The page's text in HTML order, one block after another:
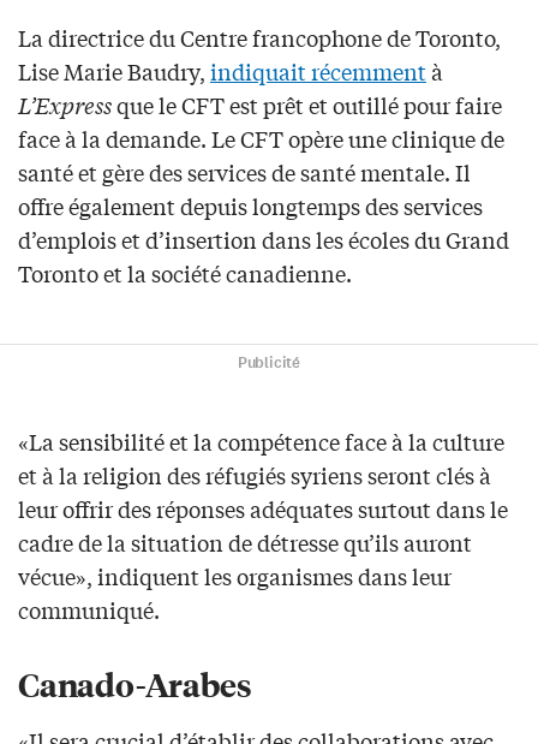
La directrice du Centre francophone de Toronto,
Lise Marie Baudry,indiquait récemmentà
L’Expressque le CFT est prêt et outillé pour faire
face à la demande. Le CFT opère une clinique de
santé et gère des services de santé mentale. Il
offre également depuis longtemps des services
d’emplois et d’insertion dans les écoles du Grand
Toronto et la société canadienne.
Publicité
«La sensibilité et la compétence face à la culture
et à la religion des réfugiés syriens seront clés à
leur offrir des réponses adéquates surtout dans le
cadre de la situation de détresse qu’ils auront
vécue», indiquent les organismes dans leur
communiqué.
Canado-Arabes